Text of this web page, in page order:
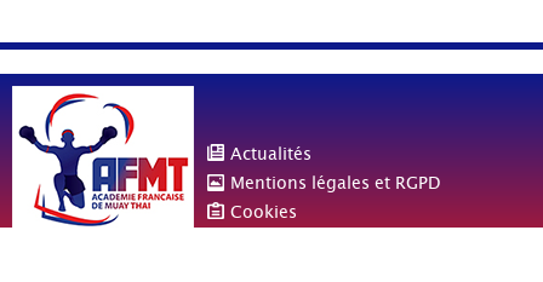
Actualités
Mentions légales et RGPD
Cookies